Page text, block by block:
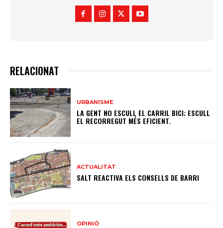
RELACIONAT
URBANISME
LA GENT NO ESCULL EL CARRIL BICI; ESCULL
EL RECORREGUT MÉS EFICIENT.
ACTUALITAT
SALT REACTIVA ELS CONSELLS DE BARRI
OPINIÓ